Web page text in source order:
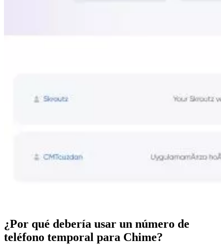
¿Por qué debería usar un número de
teléfono temporal para Chime?